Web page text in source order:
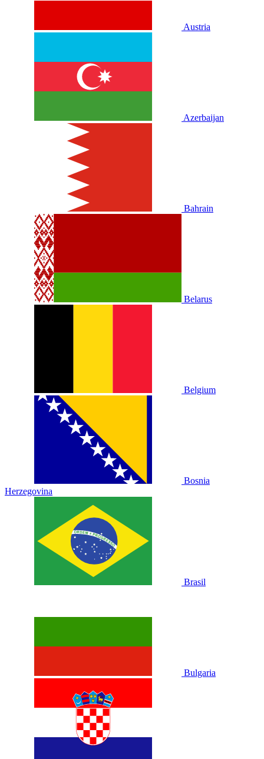
Austria
Azerbaijan
Bahrain
Belarus
Belgium
Bosnia
Herzegovina
Brasil
Bulgaria